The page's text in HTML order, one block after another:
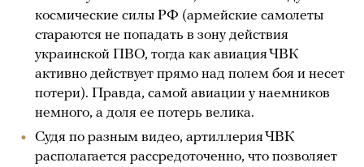
космические силы РФ (армейские самолеты
стараются не попадать в зону действия
украинской ПВО, тогда как авиация ЧВК
активно действует прямо над полем боя и несет
потери). Правда, самой авиации у наемников
немного, а доля ее потерь велика.
Судя по разным видео, артиллерия ЧВК
располагается рассредоточенно, что позволяет